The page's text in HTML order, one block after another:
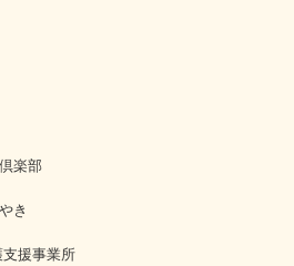
楽部
き
援事業所